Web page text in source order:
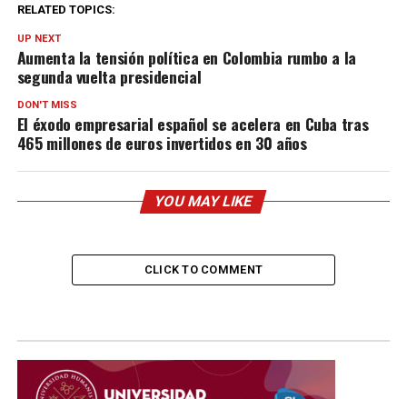
RELATED TOPICS:
UP NEXT
Aumenta la tensión política en Colombia rumbo a la
segunda vuelta presidencial
DON'T MISS
El éxodo empresarial español se acelera en Cuba tras
465 millones de euros invertidos en 30 años
YOU MAY LIKE
CLICK TO COMMENT